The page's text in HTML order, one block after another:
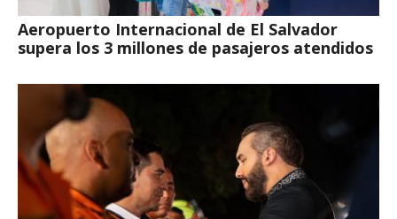
Aeropuerto Internacional de El Salvador
supera los 3 millones de pasajeros atendidos